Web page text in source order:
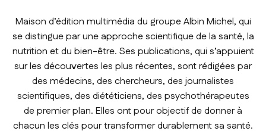
Maison d’édition multimédia du groupe Albin Michel, qui
se distingue par une approche scientifique de la santé, la
nutrition et du bien-être. Ses publications, qui s’appuient
sur les découvertes les plus récentes, sont rédigées par
des médecins, des chercheurs, des journalistes
scientifiques, des diététiciens, des psychothérapeutes
de premier plan. Elles ont pour objectif de donner à
chacun les clés pour transformer durablement sa santé.